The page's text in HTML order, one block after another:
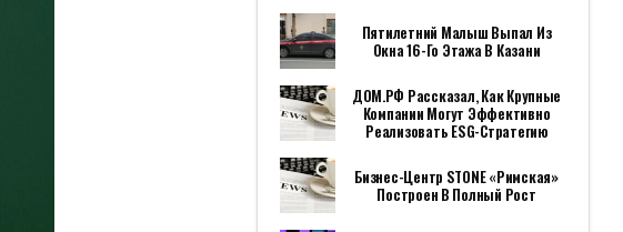
Пятилетний Малыш Выпал Из
Окна 16-Го Этажа В Казани
ДОМ.РФ Рассказал, Как Крупные
Компании Могут Эффективно
Реализовать ESG-Стратегию
Бизнес-Центр STONE «Римская»
Построен В Полный Рост